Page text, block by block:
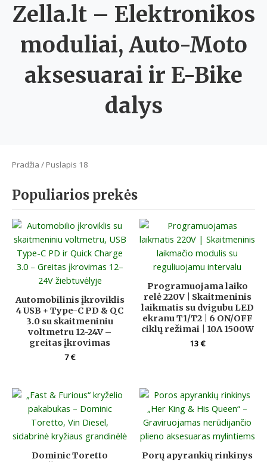
Zella.lt – Elektronikos
moduliai, Auto-Moto
aksesuarai ir E-Bike
dalys
Pradžia / Puslapis 18
Populiarios prekės
Automobilinis įkroviklis
4 USB + Type-C PD & QC
3.0 su skaitmeniniu
voltmetru 12-24V –
greitas įkrovimas
7€
Programuojama laiko
relė 220V | Skaitmeninis
laikmatis su dvigubu LED
ekranu T1/T2 | 6 ON/OFF
ciklų režimai | 10A 1500W
13€
Dominic Toretto
Porų apyrankių rinkinys